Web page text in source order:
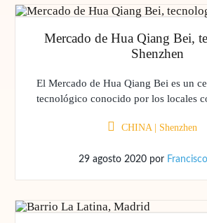
Mercado de Hua Qiang Bei,
Shenzhen
El Mercado de Hua Qiang Bei es un
tecnológico conocido por los locales
CHINA| Shenzhen
29 agosto 2020 por